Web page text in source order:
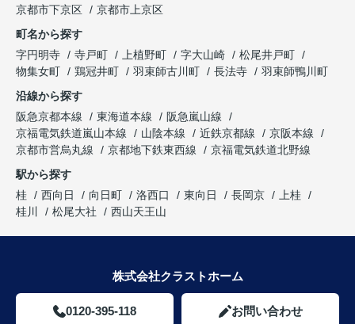
京都市下京区
京都市上京区
町名から探す
字円明寺
寺戸町 上植野町 字大山崎
松尾井戸町
物集女町
鶏冠井町 羽束師古川町 長法寺
羽束師鴨川町
沿線から探す
阪急京都本線
東海道本線
阪急嵐山線
京福電気鉄道嵐山本線
山陰本線 近鉄京都線
京阪本線
京都市営烏丸線
京都地下鉄東西線
京福電気鉄道北野線
駅から探す
桂
西向日 向日町 洛西口 東向日 長岡京
上桂
桂川
松尾大社 西山天王山
株式会社クラストホーム
0120-395-118 お問い合わせ